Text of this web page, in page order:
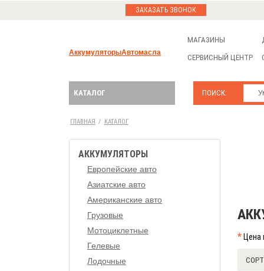
ЗАКАЗАТЬ ЗВОНОК
АккумуляторыАвтомасла
МАГАЗИНЫ
СЕРВИСНЫЙ ЦЕНТР
ПОИСК:
КАТАЛОГ
АККУМУЛЯТОРЫ
Европейские авто
Азиатские авто
Американские авто
Грузовые
Мотоциклетные
Гелевые
Лодочные
ГЛАВНАЯ / КАТАЛОГ
* Цена